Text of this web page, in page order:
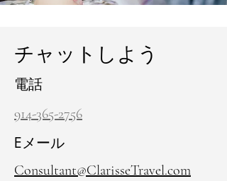
チャットしよう
電話
914-365-2756
Eメール
Consultant@ClarisseTravel.com